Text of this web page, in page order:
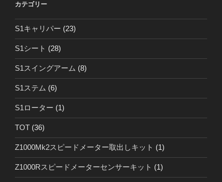
カテゴリー
S1キャリパー (23)
S1シート (28)
S1スイングアーム (8)
S1ステム (6)
S1ローター (1)
TOT (36)
Z1000Mk2スピードメーター取出しキット (1)
Z1000Rスピードメーターセンサーキット (1)